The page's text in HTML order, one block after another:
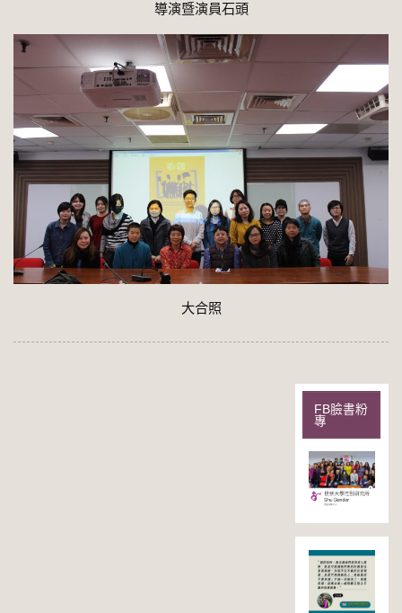
導演暨演員石頭
大合照
FB臉書粉
專